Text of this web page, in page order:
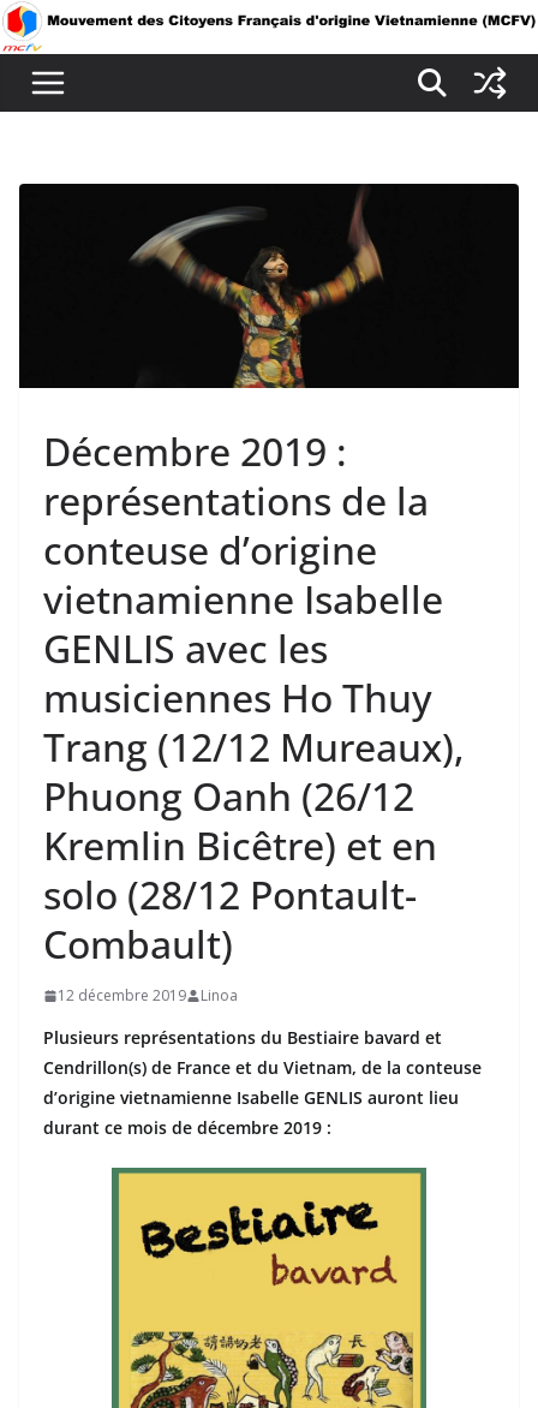
Passer
au
contenu
Décembre 2019 :
représentations de la
conteuse d’origine
vietnamienne Isabelle
GENLIS avec les
musiciennes Ho Thuy
Trang (12/12 Mureaux),
Phuong Oanh (26/12
Kremlin Bicêtre) et en
solo (28/12 Pontault-
Combault)
12 décembre 2019 Linoa
Plusieurs représentations du Bestiaire bavard et
Cendrillon(s) de France et du Vietnam, de la conteuse
d’origine vietnamienne Isabelle GENLIS auront lieu
durant ce mois de décembre 2019 :